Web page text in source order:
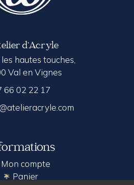
d’Acryle
hautes touches,
Val en Vignes
66 02 22 17
Mon compte
Panier